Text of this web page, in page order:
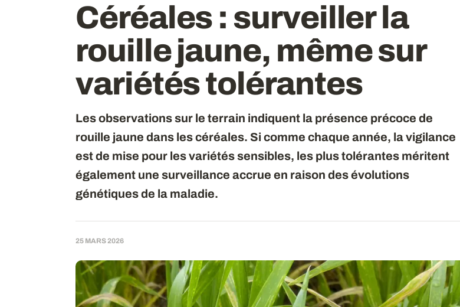
Céréales : surveiller la
rouille jaune, même sur
variétés tolérantes
Les observations sur le terrain indiquent la présence précoce de
rouille jaune dans les céréales. Si comme chaque année, la vigilance
est de mise pour les variétés sensibles, les plus tolérantes méritent
également une surveillance accrue en raison des évolutions
génétiques de la maladie.
25 MARS 2026